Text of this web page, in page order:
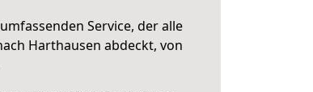
Service, der alle
Harthausen abdeckt, von